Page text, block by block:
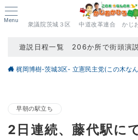
Menu
衆議院茨城３区 中道改革連合 かじ
遊説日程一覧 206か所で街頭演説
梶岡博樹-茨城3区- 立憲民主党(この木な
早朝の駅立ち
2日連続、藤代駅に